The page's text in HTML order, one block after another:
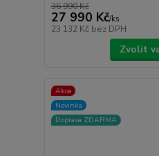
36 990 Kč
27 990 Kč/ks
23 132 Kč bez DPH
Zvolit
Akce
Novinka
Doprava ZDARMA